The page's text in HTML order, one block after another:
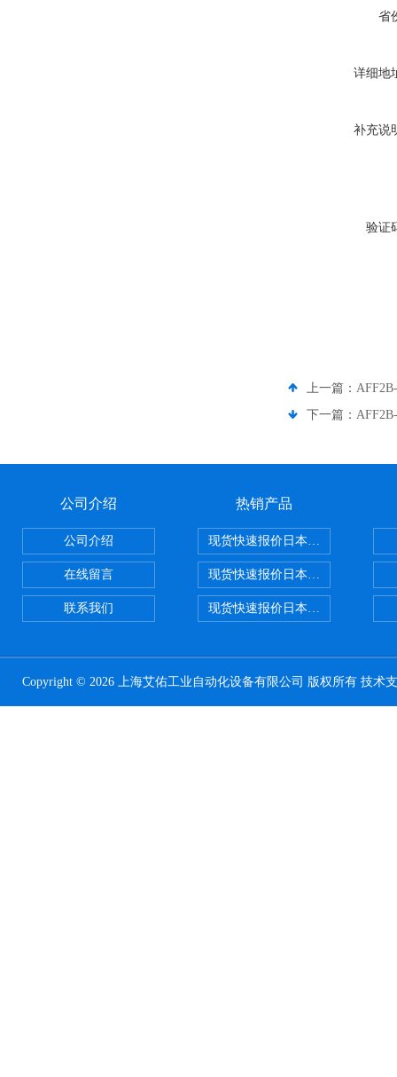
省
详细地
补充说
验证
上一篇：
下一篇：
公司介绍
公司介绍
在线留言
联系我们
热销产品
现货快速报价日本SMC气动元件
现货快速报价日本SMC 气动元件
现货快速报价日本SMC气动元件
Copyright © 2026 上海艾佑工业自动化设备有限公司 版权所有 技术